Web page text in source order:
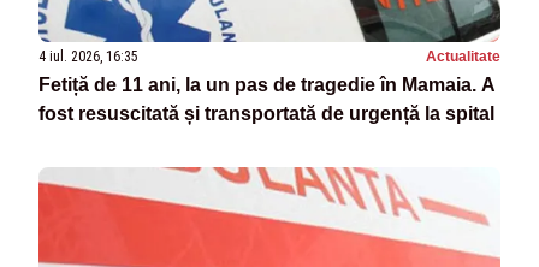
4 iul. 2026, 16:35 Actualitate
Fetiță de 11 ani, la un pas de tragedie în Mamaia. A
fost resuscitată și transportată de urgență la spital